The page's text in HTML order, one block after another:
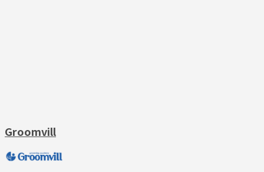
Groomvill